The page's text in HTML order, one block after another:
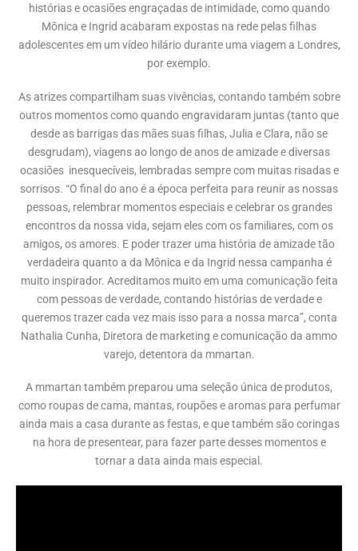
histórias e ocasiões engraçadas de intimidade, como quando
Mônica e Ingrid acabaram expostas na rede pelas filhas
adolescentes em um vídeo hilário durante uma viagem a Londres,
por exemplo.
As atrizes compartilham suas vivências, contando também sobre
outros momentos como quando engravidaram juntas (tanto que
desde as barrigas das mães suas filhas, Julia e Clara, não se
desgrudam), viagens ao longo de anos de amizade e diversas
ocasiões inesquecíveis, lembradas sempre com muitas risadas e
sorrisos. “O final do ano é a época perfeita para reunir as nossas
pessoas, relembrar momentos especiais e celebrar os grandes
encontros da nossa vida, sejam eles com os familiares, com os
amigos, os amores. E poder trazer uma história de amizade tão
verdadeira quanto a da Mônica e da Ingrid nessa campanha é
muito inspirador. Acreditamos muito em uma comunicação feita
com pessoas de verdade, contando histórias de verdade e
queremos trazer cada vez mais isso para a nossa marca”, conta
Nathalia Cunha, Diretora de marketing e comunicação da ammo
varejo, detentora da mmartan.
A mmartan também preparou uma seleção única de produtos,
como roupas de cama, mantas, roupões e aromas para perfumar
ainda mais a casa durante as festas, e que também são coringas
na hora de presentear, para fazer parte desses momentos e
tornar a data ainda mais especial.